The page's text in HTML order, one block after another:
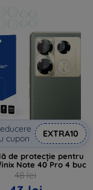
cupon
EXTRA10
de protecție pentru
Note 40 Pro 4 buc
48 lei